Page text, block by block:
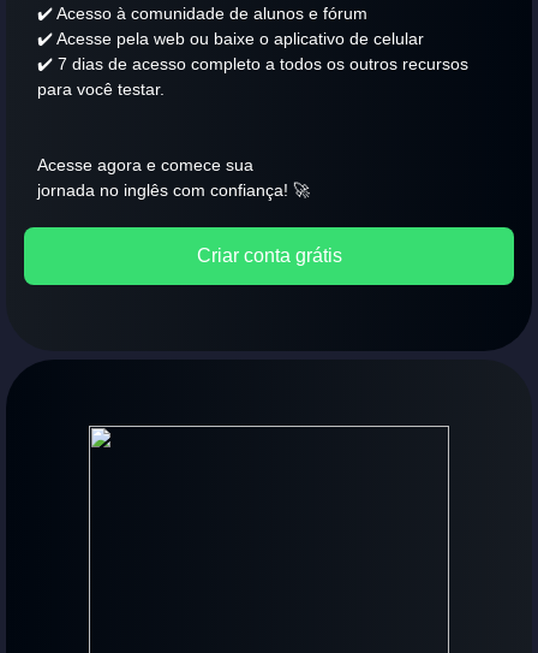
✔️ Acesso à comunidade de alunos e fórum
✔️ Acesse pela web ou baixe o aplicativo de celular
✔️ 7 dias de acesso completo a todos os outros recursos
para você testar.
Acesse agora e comece sua
jornada no inglês com confiança! 🚀
Criar conta grátis